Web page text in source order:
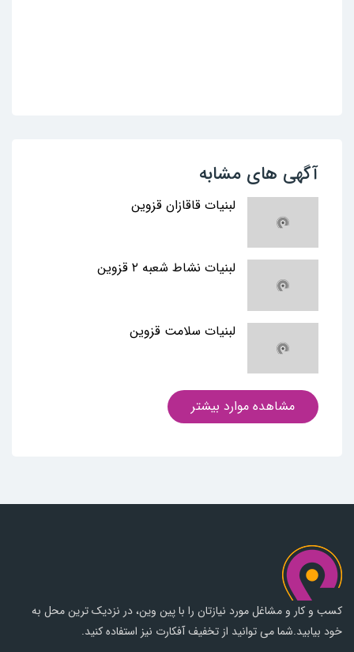
آگهی های مشابه
لبنیات قاقازان قزوین
لبنیات نشاط شعبه ۲ قزوین
لبنیات سلامت قزوین
مشاهده موارد بیشتر
کسب و کار و مشاغل مورد نیازتان را با پین وین، در نزدیک ترین محل به
خود بیابید.شما می توانید از تخفیف آفکارت نیز استفاده کنید.